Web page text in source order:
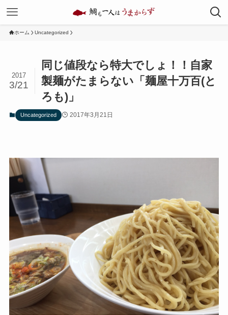
ホーム Uncategorized
同じ値段なら特大でしょ！！自家
製麺がたまらない「麺屋十万百(と
ろも)」
2017
3/21
Uncategorized 2017年3月21日